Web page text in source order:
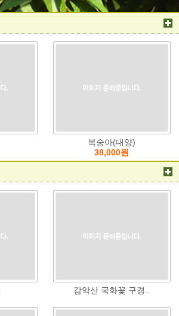
복숭아(대양)
38,000원
감악산 국화꽃 구경..